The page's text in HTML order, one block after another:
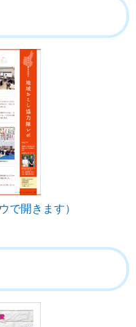
で開きます）